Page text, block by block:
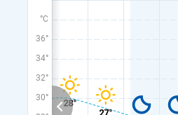
°C
36°
34°
32°
30°